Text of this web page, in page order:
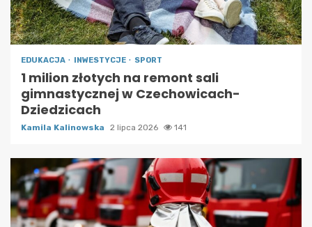
EDUKACJA INWESTYCJE SPORT
1 milion złotych na remont sali
gimnastycznej w Czechowicach-
Dziedzicach
Kamila Kalinowska 2 lipca 2026 141